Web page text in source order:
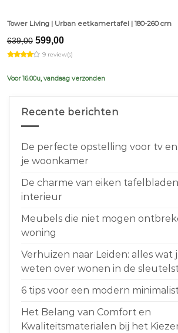
Tower Living | Urban eetkamertafel | 180-260 cm
639,00 Original
price
was:
599,00Current
is:
9 review(s)
Voor 16.00u, vandaag verzonden
Recente berichten
De perfecte opstelling voor tv en
je woonkamer
De charme van eiken
interieur
Meubels die niet mogen
woning
Verhuizen naar Leiden: alles wat
weten over wonen in de
6 tips voor een modern
Het Belang van Comfort en
Kwaliteitsmaterialen bij het